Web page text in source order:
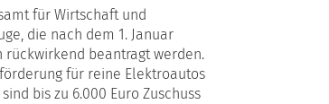
für Wirtschaft und
die nach dem 1. Januar
rückwirkend beantragt werden.
für reine Elektroautos
bis zu 6.000 Euro Zuschuss